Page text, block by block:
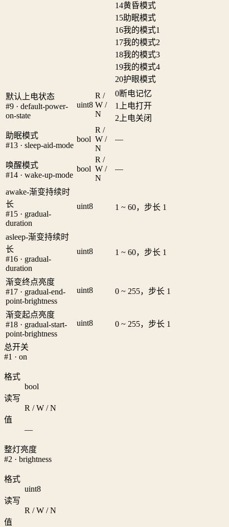
14黄昏模式
15助眠模式
16我的模式1
17我的模式2
18我的模式3
19我的模式4
20护眼模式
默认上电状态
#9 · default-power-
on-state
uint8
R /
W /
N
0断电记忆
1
上电打开
2 上电关闭
助眠模式
#13 · sleep-aid-mode
bool
R /
W /
N
—
唤醒模式
#14 · wake-up-mode
bool
R /
W /
N
—
awake-渐变持续时
长
#15 · gradual-
duration
uint8 1 ~ 60，步长 1
asleep-渐变持续时
长
#16 · gradual-
duration
uint8 1 ~ 60，步长 1
渐变终点亮度
#17 · gradual-end-
point-brightness
uint8 0 ~ 255，步长 1
渐变起点亮度
#18 · gradual-start-
point-brightness
uint8 0 ~ 255，步长 1
总开关
#1 · on
格式
bool
读写
R / W / N
值
—
整灯亮度
#2 · brightness
格式
uint8
读写
R / W / N
值